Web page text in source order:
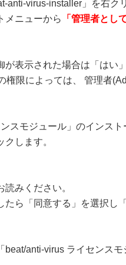
anti-virus-installer」を右ク
メニューから
「管理者とし
表示された場合は「はい
限によっては、 管理者
スモジュール」のインスト
クします。
読みください。
ら「同意する」を選択し
beat/anti-virus ライセンス